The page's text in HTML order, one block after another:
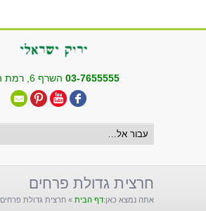
03-7655555 השרף 6, רמת השרון
חרצית גדולת פרחים
אתה נמצא כאן:דף הבית » חרצית גדולת פרחים